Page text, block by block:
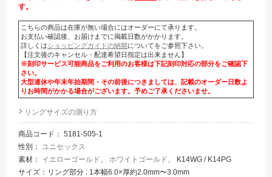
す。
こちらの商品は在庫が無い場合にはオーダーにて承ります。
お支払い確認後、お届けまでに掲載日数がかかります。
詳しくはショッピングガイドの納期についてをご参照下さい。
【注文後のキャンセル・配達希望日指定は出来ません】
※刻印サービス可能商品をご利用のお客様は下記刻印対応の部分をご確認下
さい。
大型連休や年末年始期間・その前後につきましては、記載のオーダー日数よ
りお時間がかかる場合がございます。予めご了承くださいませ。
リングサイズの測り方
商品コード： 5181-505-1
性別： ユニセックス
素材： イエローゴールド、 ホワイトゴールド、 K14WG / K14PG
サイズ：リング部分 : 1本幅6.0×厚約2.0mm〜3.0mm